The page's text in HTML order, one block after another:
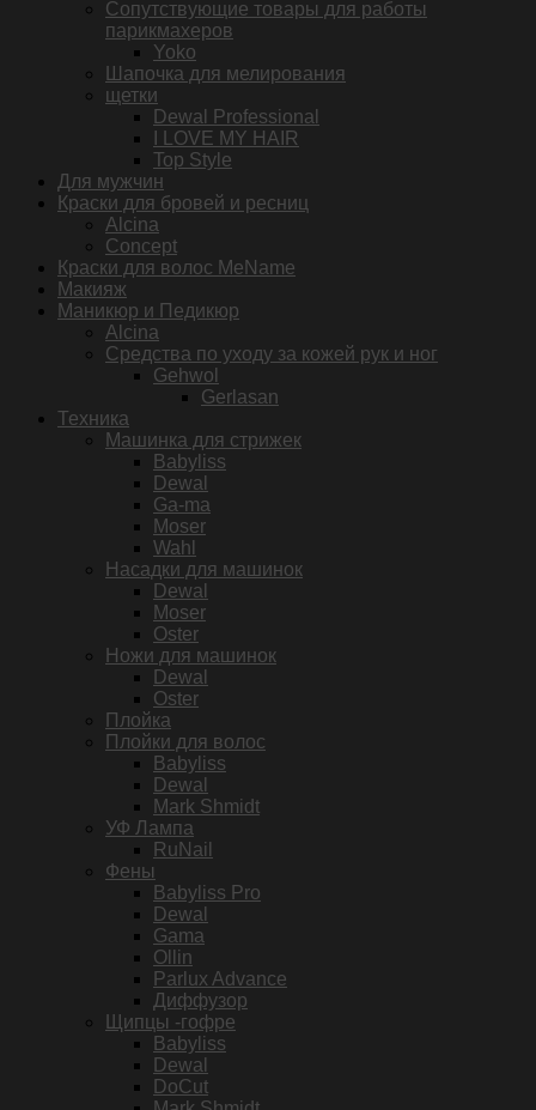
Сопутствующие товары для работы
парикмахеров
Yoko
Шапочка для мелирования
щетки
Dewal Professional
I LOVE MY HAIR
Top Style
Для мужчин
Краски для бровей и ресниц
Alcina
Concept
Краски для волос MeName
Макияж
Маникюр и Педикюр
Alcina
Средства по уходу за кожей рук и ног
Gehwol
Gerlasan
Техника
Машинка для стрижек
Babyliss
Dewal
Ga-ma
Moser
Wahl
Насадки для машинок
Dewal
Moser
Oster
Ножи для машинок
Dewal
Oster
Плойка
Плойки для волос
Babyliss
Dewal
Mark Shmidt
УФ Лампа
RuNail
Фены
Babyliss Pro
Dewal
Gama
Ollin
Parlux Advance
Диффузор
Щипцы -гофре
Babyliss
Dewal
DoCut